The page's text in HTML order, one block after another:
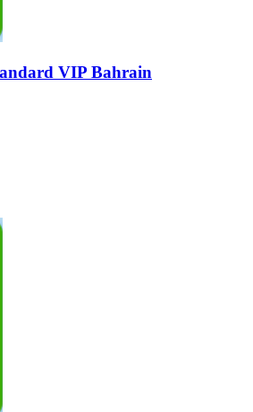
VIP Bahrain